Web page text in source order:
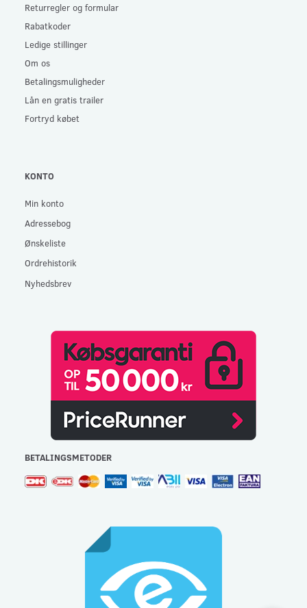
Returregler og formular
Rabatkoder
Ledige stillinger
Om os
Betalingsmuligheder
Lån en gratis trailer
Fortryd købet
KONTO
Min konto
Adressebog
Ønskeliste
Ordrehistorik
Nyhedsbrev
BETALINGSMETODER